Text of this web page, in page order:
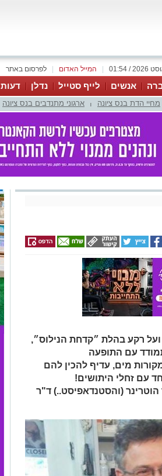
לפרסום באתר המייל האדום
אנשים לייף סטייל נדלן דעות
מחיי הדת בנס ציונה ארגוני מתנדבים בנס ציונה
ועל רקע בהלת ״קדחת הנילוס״,
עם התופעה
מים, עדיף להכין להם
עם זחלי היתושים!
הוטרינר (והסטנדאפיסט..) ד"ר